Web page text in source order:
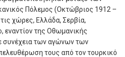
Πόλεμος (Οκτώβριος 1912 –
χώρες, Ελλάδα, Σερβία,
εναντίον της Οθωμανικής
συνέχεια των αγώνων των
τους από τον τουρκικό